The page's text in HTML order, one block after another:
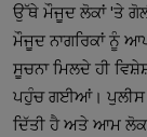
ਉੱਥੇ ਮੌਜੂਦ ਲੋਕਾਂ 'ਤੇ
ਮੌਜੂਦ ਨਾਗਰਿਕਾਂ ਨੂੰ
ਸੂਚਨਾ ਮਿਲਦੇ ਹੀ
ਪਹੁੰਚ ਗਈਆਂ। ਪੁਲੀਸ
ਦਿੱਤੀ ਹੈ ਅਤੇ ਆਮ ਲੋਕਾਂ